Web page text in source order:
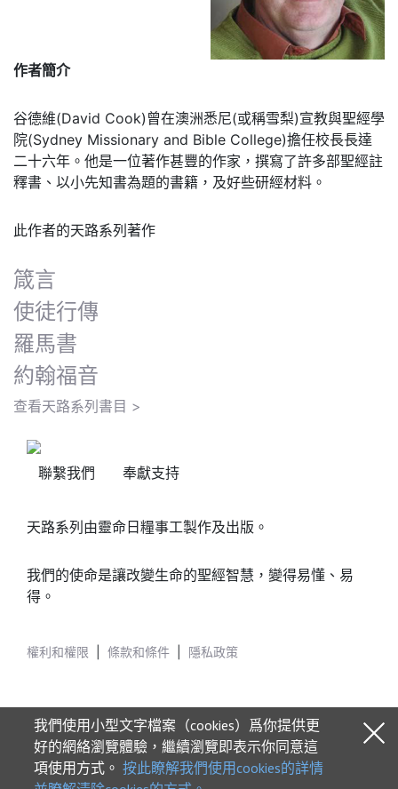
作者簡介
谷德維(David Cook)曾在澳洲悉尼(或稱雪梨)宣教與聖經學
院(Sydney Missionary and Bible College)擔任校長長達
二十六年。他是一位著作甚豐的作家，撰寫了許多部聖經註
釋書、以小先知書為題的書籍，及好些研經材料。
此作者的天路系列著作
箴言
使徒行傳
羅馬書
約翰福音
查看天路系列書目 >
聯繫我們 奉獻支持
天路系列由靈命日糧事工製作及出版。
我們的使命是讓改變生命的聖經智慧，變得易懂、易
得。
權利和權限 條款和條件 隱私政策
© 2026 Our Daily Bread Ministries
我們使用小型文字檔案（cookies）爲你提供更
好的網絡瀏覽體驗，繼續瀏覽即表示你同意這
項使用方式。 按此瞭解我們使用cookies的詳情